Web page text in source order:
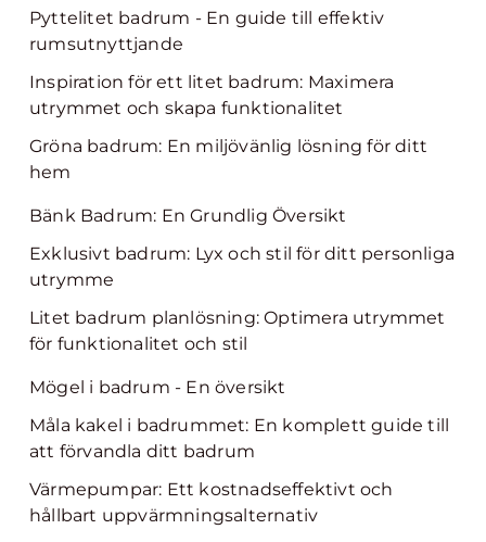
Pyttelitet badrum - En guide till effektiv
rumsutnyttjande
Inspiration för ett litet badrum: Maximera
utrymmet och skapa funktionalitet
Gröna badrum: En miljövänlig lösning för ditt
hem
Bänk Badrum: En Grundlig Översikt
Exklusivt badrum: Lyx och stil för ditt personliga
utrymme
Litet badrum planlösning: Optimera utrymmet
för funktionalitet och stil
Mögel i badrum - En översikt
Måla kakel i badrummet: En komplett guide till
att förvandla ditt badrum
Värmepumpar: Ett kostnadseffektivt och
hållbart uppvärmningsalternativ